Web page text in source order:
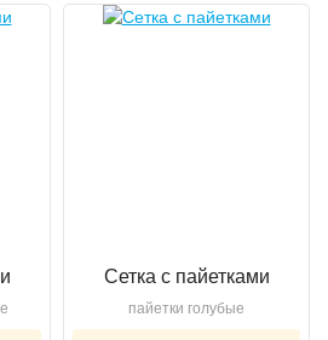
Сетка с пайетками
пайетки голубые